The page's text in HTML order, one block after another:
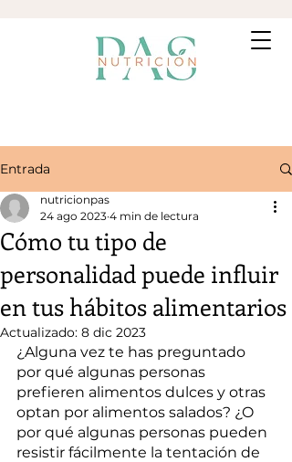
Entrada
Cómo tu tipo de
personalidad puede influir
en tus hábitos alimentarios
nutricionpas
24 ago 2023 4 min de lectura
Actualizado: 8 dic 2023
¿Alguna vez te has preguntado
por qué algunas personas
prefieren alimentos dulces y otras
optan por alimentos salados? ¿O
por qué algunas personas pueden
resistir fácilmente la tentación de